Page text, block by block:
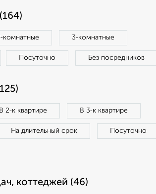
3‑комнатные
Посуточно Без посредников
В 2‑к квартире В 3‑к квартире
На длительный срок Посуточно
коттеджей (46)